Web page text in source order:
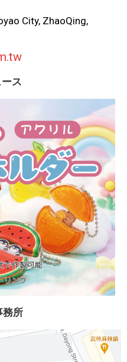
City, ZhaoQing,
ス
務所